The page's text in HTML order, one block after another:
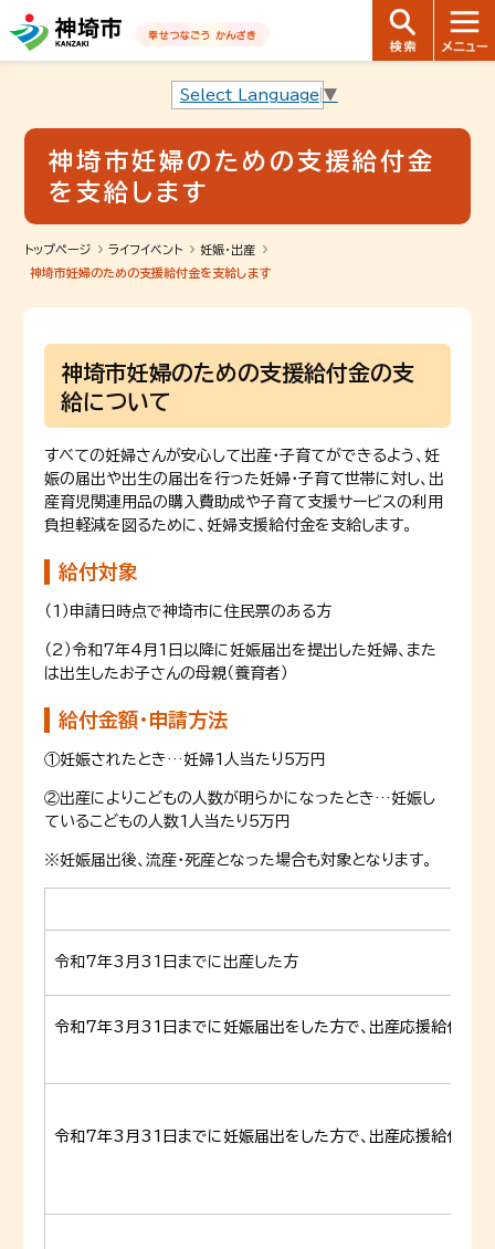
音声読み上げ用ナビゲーションです。
本文へ移動します
ページ最後（フッター）へ移動します
音声読み上げ用ナビゲーションはここまでです。
Select Language ▼
神埼市妊婦のための支援給付金
を支給します
トップページ ライフイベント
妊娠・出産
神埼市妊婦のための支援給付金を支給します
神埼市妊婦のための支援給付金の支
給について
すべての妊婦さんが安心して出産・子育てができるよう、妊
娠の届出や出生の届出を行った妊婦・子育て世帯に対し、出
産育児関連用品の購入費助成や子育て支援サービスの利用
負担軽減を図るために、妊婦支援給付金を支給します。
給付対象
（1）申請日時点で神埼市に住民票のある方
（2）令和7年4月1日以降に妊娠届出を提出した妊婦、また
は出生したお子さんの母親（養育者）
給付金額･申請方法
①妊娠されたとき…妊婦1人当たり5万円
②出産によりこどもの人数が明らかになったとき…妊娠し
ているこどもの人数1人当たり5万円
※妊娠届出後、流産・死産となった場合も対象となります。
令和7年3月31日までに 出産した方
令和7年3月31日までに妊娠届出をした方で、出産応援給付金(
令和7年3月31日までに妊娠届出をした方で、出産応援給付金(